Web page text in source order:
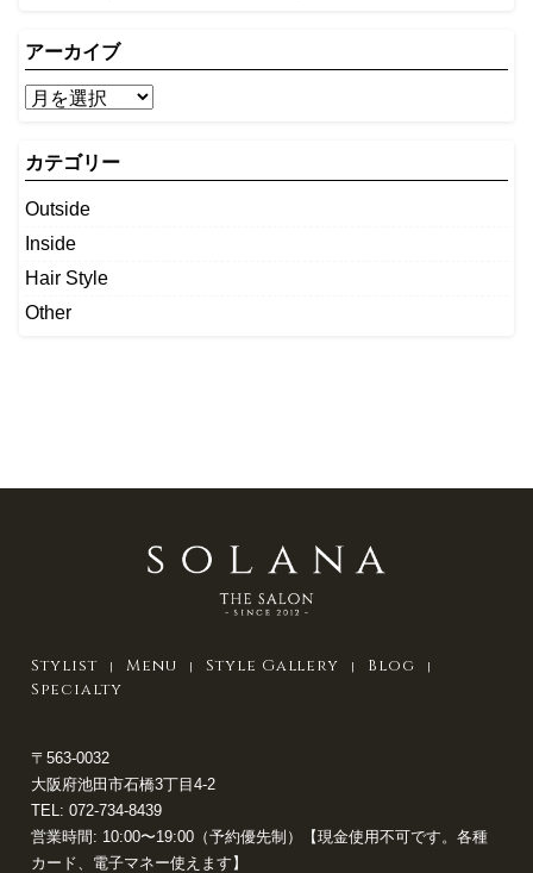
アーカイブ
カテゴリー
Outside
Inside
Hair Style
Other
Stylist Menu Style Gallery
Blog
Specialty
〒563-0032
大阪府池田市石橋3丁目4-2
TEL: 072-734-8439
営業時間: 10:00〜19:00（予約優先制）【現金使用不可です。各種
カード、電子マネー使えます】